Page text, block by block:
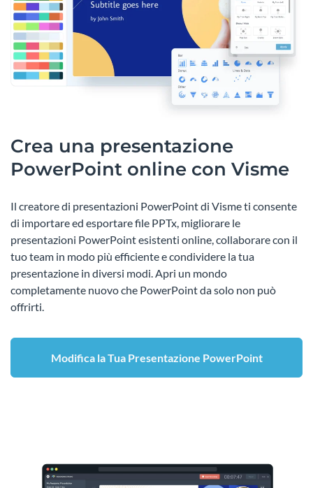
Crea una presentazione
PowerPoint online con Visme
Il creatore di presentazioni PowerPoint di Visme ti consente
di importare ed esportare file PPTx, migliorare le
presentazioni PowerPoint esistenti online, collaborare con il
tuo team in modo più efficiente e condividere la tua
presentazione in diversi modi. Apri un mondo
completamente nuovo che PowerPoint da solo non può
offrirti.
Modifica la Tua Presentazione PowerPoint